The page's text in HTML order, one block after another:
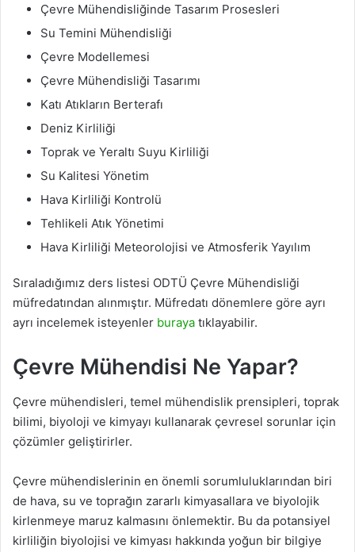
Çevre Mühendisliğinde Tasarım Prosesleri
Su Temini Mühendisliği
Çevre Modellemesi
Çevre Mühendisliği Tasarımı
Katı Atıkların Berterafı
Deniz Kirliliği
Toprak ve Yeraltı Suyu Kirliliği
Su Kalitesi Yönetim
Hava Kirliliği Kontrolü
Tehlikeli Atık Yönetimi
Hava Kirliliği Meteorolojisi ve Atmosferik Yayılım
Sıraladığımız ders listesi ODTÜ Çevre Mühendisliği
müfredatından alınmıştır. Müfredatı dönemlere göre ayrı
ayrı incelemek isteyenler buraya tıklayabilir.
Çevre Mühendisi Ne Yapar?
Çevre mühendisleri, temel mühendislik prensipleri, toprak
bilimi, biyoloji ve kimyayı kullanarak çevresel sorunlar için
çözümler geliştirirler.
Çevre mühendislerinin en önemli sorumluluklarından biri
de hava, su ve toprağın zararlı kimyasallara ve biyolojik
kirlenmeye maruz kalmasını önlemektir. Bu da potansiyel
kirliliğin biyolojisi ve kimyası hakkında yoğun bir bilgiye